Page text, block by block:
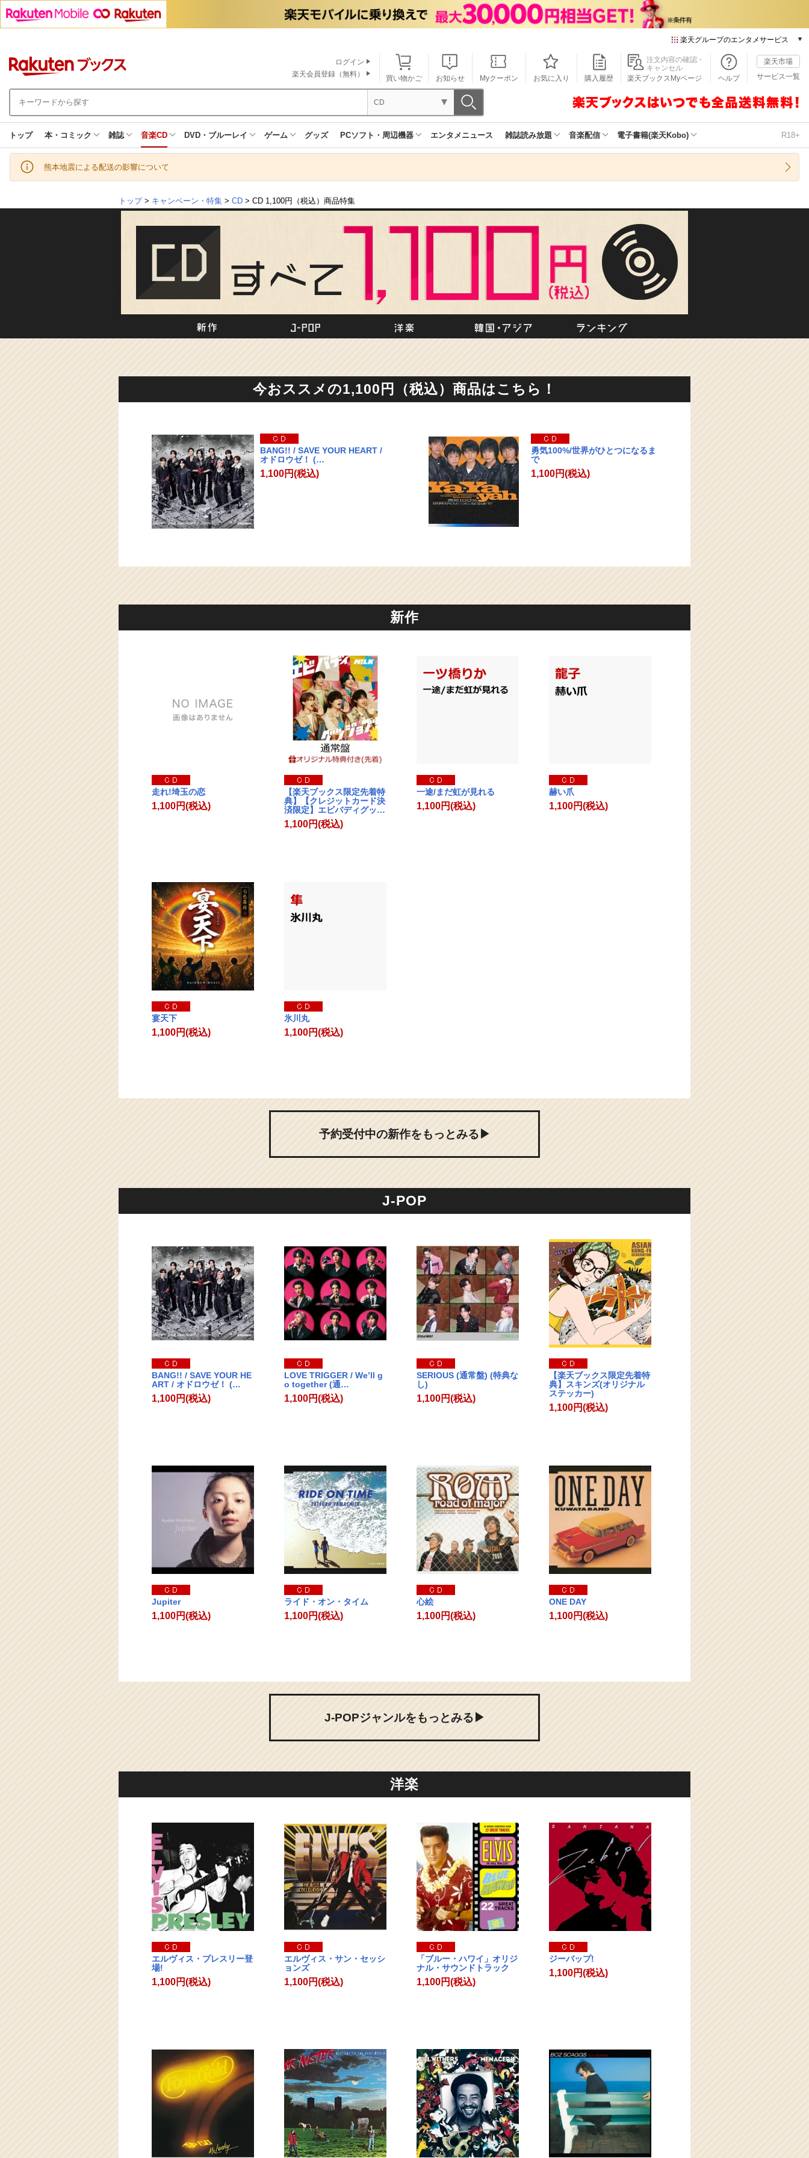
楽天グループのエンタメサービス
本/ゲーム/CD/DVD
楽天ブックス
楽天Kobo
楽天ミュージック
楽天TV
買い物かご お知らせ Myクーポン お気に入り 購入履歴
注文内容の確認・
キャンセル
楽天ブックスMyページ
ヘルプ
楽天市場
サービス一覧
ログイン
楽天会員登録（無料）
CD
トップ 本・コミック 雑誌 音楽CD DVD・ブルーレイ ゲーム グッズ PCソフト・周辺機器 エンタメニュース 雑誌読み放題 音楽配信 電子書籍(楽天Kobo) R18+
熊本地震による配送の影響について
トップ> キャンペーン・特集 > CD > CD 1,100円（税込）商品特集
韓国・アジア
今おススメの1,100円（税込）商品はこちら！
BANG!! / SAVE YOUR HEART /
オドロウゼ！ (…
1,100円(税込)
勇気100%/世界がひとつになるま
で
1,100円(税込)
新作
走れ!埼玉の恋
1,100円(税込)
【楽天ブックス限定先着特
典】【クレジットカード決
済限定】エビバディグッ…
1,100円(税込)
一途/まだ虹が見れる
1,100円(税込)
赫い爪
1,100円(税込)
宴天下
1,100円(税込)
氷川丸
1,100円(税込)
予約受付中の新作をもっとみる▶
J-POP
BANG!! / SAVE YOUR HE
ART / オドロウゼ！ (…
1,100円(税込)
LOVE TRIGGER / We’ll g
o together (通…
1,100円(税込)
SERIOUS (通常盤) (特典な
し)
1,100円(税込)
【楽天ブックス限定先着特
典】スキンズ(オリジナル
ステッカー)
1,100円(税込)
Jupiter
1,100円(税込)
ライド・オン・タイム
1,100円(税込)
心絵
1,100円(税込)
ONE DAY
1,100円(税込)
J-POPジャンルをもっとみる▶
洋楽
エルヴィス・プレスリー登
場!
1,100円(税込)
エルヴィス・サン・セッシ
ョンズ
1,100円(税込)
「ブルー・ハワイ」オリジ
ナル・サウンドトラック
1,100円(税込)
ジーバップ!
1,100円(税込)